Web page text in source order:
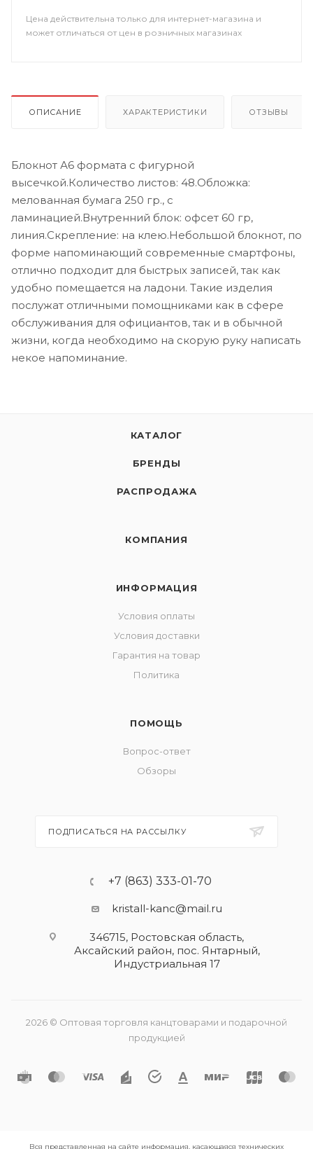
Цена действительна только для интернет-магазина и
может отличаться от цен в розничных магазинах
ОПИСАНИЕ ХАРАКТЕРИСТИКИ ОТЗЫВЫ
Блокнот А6 формата с фигурной
высечкой.Количество листов: 48.Обложка:
мелованная бумага 250 гр., с
ламинацией.Внутренний блок: офсет 60 гр,
линия.Скрепление: на клею.Небольшой блокнот, по
форме напоминающий современные смартфоны,
отлично подходит для быстрых записей, так как
удобно помещается на ладони. Такие изделия
послужат отличными помощниками как в сфере
обслуживания для официантов, так и в обычной
жизни, когда необходимо на скорую руку написать
некое напоминание.
КАТАЛОГ
БРЕНДЫ
РАСПРОДАЖА
КОМПАНИЯ
ИНФОРМАЦИЯ
Условия оплаты
Условия доставки
Гарантия на товар
Политика
ПОМОЩЬ
Вопрос-ответ
Обзоры
ПОДПИСАТЬСЯ НА РАССЫЛКУ
+7 (863) 333-01-70
kristall-kanc@mail.ru
346715, Ростовская область​,
Аксайский район, пос. Янтарный,
Индустриальная 17
2026 © Оптовая торговля канцтоварами и подарочной
продукцией
Вся представленная на сайте информация, касающаяся технических